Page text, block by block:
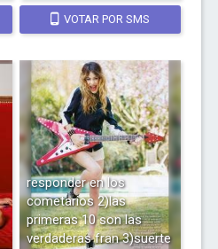
VOTAR POR SMS
responder en los
cometarios 2)las
primeras 10 son las
verdaderas fran 3)suerte